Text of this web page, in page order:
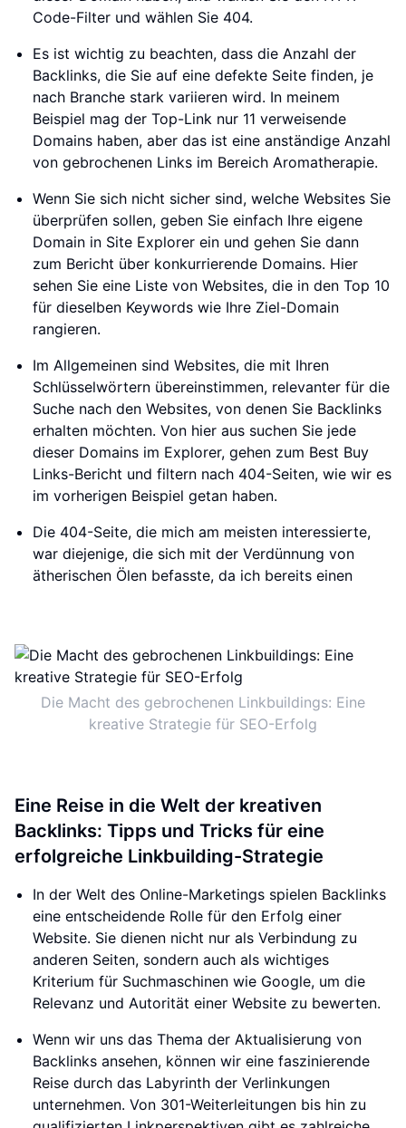
Code-Filter und wählen Sie 404.
Es ist wichtig zu beachten, dass die Anzahl der
Backlinks, die Sie auf eine defekte Seite finden, je
nach Branche stark variieren wird. In meinem
Beispiel mag der Top-Link nur 11 verweisende
Domains haben, aber das ist eine anständige Anzahl
von gebrochenen Links im Bereich Aromatherapie.
Wenn Sie sich nicht sicher sind, welche Websites Sie
überprüfen sollen, geben Sie einfach Ihre eigene
Domain in Site Explorer ein und gehen Sie dann
zum Bericht über konkurrierende Domains. Hier
sehen Sie eine Liste von Websites, die in den Top 10
für dieselben Keywords wie Ihre Ziel-Domain
rangieren.
Im Allgemeinen sind Websites, die mit Ihren
Schlüsselwörtern übereinstimmen, relevanter für die
Suche nach den Websites, von denen Sie Backlinks
erhalten möchten. Von hier aus suchen Sie jede
dieser Domains im Explorer, gehen zum Best Buy
Links-Bericht und filtern nach 404-Seiten, wie wir es
im vorherigen Beispiel getan haben.
Die 404-Seite, die mich am meisten interessierte,
war diejenige, die sich mit der Verdünnung von
ätherischen Ölen befasste, da ich bereits einen
Die Macht des gebrochenen Linkbuildings: Eine
kreative Strategie für SEO-Erfolg
Eine Reise in die Welt der kreativen
Backlinks: Tipps und Tricks für eine
erfolgreiche Linkbuilding-Strategie
In der Welt des Online-Marketings spielen Backlinks
eine entscheidende Rolle für den Erfolg einer
Website. Sie dienen nicht nur als Verbindung zu
anderen Seiten, sondern auch als wichtiges
Kriterium für Suchmaschinen wie Google, um die
Relevanz und Autorität einer Website zu bewerten.
Wenn wir uns das Thema der Aktualisierung von
Backlinks ansehen, können wir eine faszinierende
Reise durch das Labyrinth der Verlinkungen
unternehmen. Von 301-Weiterleitungen bis hin zu